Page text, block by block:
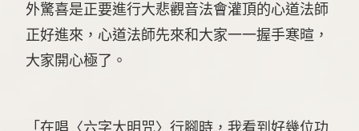
外驚喜是正要進行大悲觀音法會灌頂的心道法師
正好進來，心道法師先來和大家一一握手寒暄，
大家開心極了。
「在唱〈六字大明咒〉行腳時，我看到好幾位功